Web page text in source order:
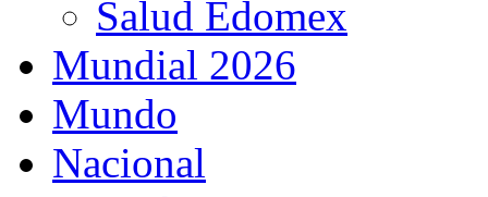
Salud Edomex
Mundial 2026
Mundo
Nacional